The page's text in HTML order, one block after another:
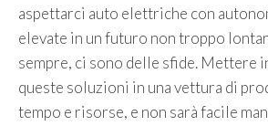
aspettarci auto elettriche con
elevate in un futuro non troppo
sempre, ci sono delle sfide. Mettere
queste soluzioni in una vettura di
tempo e risorse, e non sarà facile